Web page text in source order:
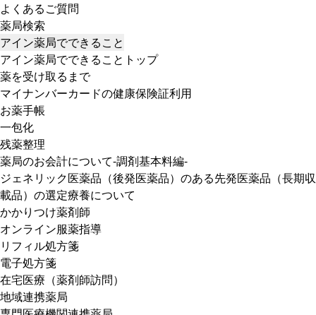
よくあるご質問
薬局検索
アイン薬局でできること
アイン薬局でできることトップ
薬を受け取るまで
マイナンバーカードの健康保険証利用
お薬手帳
一包化
残薬整理
薬局のお会計について-調剤基本料編-
ジェネリック医薬品（後発医薬品）のある先発医薬品（長期収
載品）の選定療養について
かかりつけ薬剤師
オンライン服薬指導
リフィル処方箋
電子処方箋
在宅医療（薬剤師訪問）
地域連携薬局